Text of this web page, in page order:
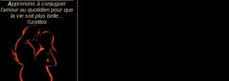
Apprenons à conjuguer
l'amour au quotidien pour que
la vie soit plus belle...
©zeitlos